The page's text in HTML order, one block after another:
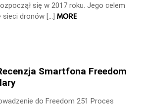
się w 2017 roku. Jego celem
sieci dronów […] MORE
Smartfona Freedom
do Freedom 251 Proces